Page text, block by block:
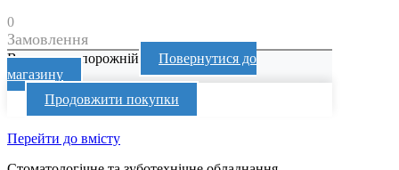
0
Замовлення
Ваш кошик порожній
Повернутися до
магазину
Продовжити покупки
Перейти до вмісту